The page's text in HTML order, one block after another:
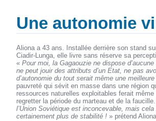
Une autonomie
Aliona a 43 ans. Installée derrière son stand
Ciadir-Lunga, elle livre sans réserve sa
«Pour moi, la Gagaouzie ne dispose d’aucune
ne peut jouir des attributs d’un Etat, ne pas
d’autonomie du tout serait même une
pauvreté qui sévit en masse dans une région
ressources naturelles exploitables ferait même
regretter la période du marteau et de la
l’Union Soviétique est inconcevable, mais
certainement plus de stabilité ! » prétend